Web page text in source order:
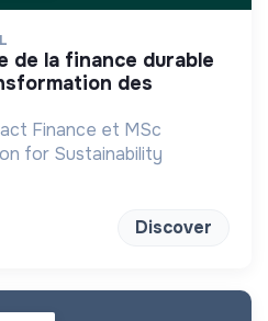
des
Finance et MSc
for Sustainability
Discover